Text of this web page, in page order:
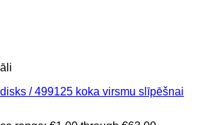
/ 499125 koka virsmu slīpēšnai